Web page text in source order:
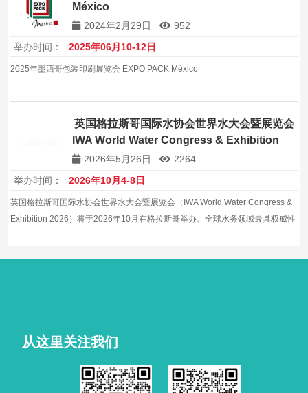
México
2024年2月29日
952
举办时间：
2025年06月10-12日
2025年墨西哥包装印刷展览会 EXPO PACK México
英国格拉斯哥国际水协会世界水大会暨展览会
IWA World Water Congress & Exhibition
20262026年5月26日
2264
举办时间：
2026年10月4-8日
英国格拉斯哥国际水协会世界水大会暨展览会（IWA World Water Congress &
Exhibition 2026）将于2026年10月在格拉斯哥举办。全球水务领域最具权威性
政策制定与技术展示平台，约500家展商，约15000平方米。
从这里关注我们